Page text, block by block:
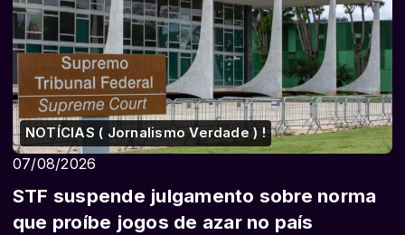
NOTÍCIAS ( Jornalismo Verdade ) !
07/08/2026
STF suspende julgamento sobre norma
que proíbe jogos de azar no país